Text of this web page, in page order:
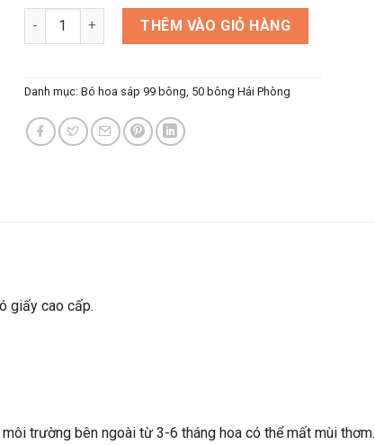
Bó hoa sáp mix hoa khô cao cấp size to số lượng
THÊM VÀO GIỎ HÀNG
Danh mục: Bó hoa sáp 99 bông, 50 bông Hải Phòng
giấy cao cấp.
trường bên ngoài từ 3-6 tháng hoa có thể mất mùi thơm.